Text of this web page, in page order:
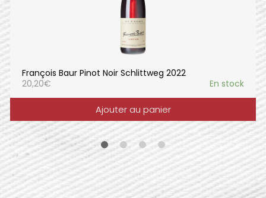
François Baur Pinot Noir Schlittweg 2022
20,20€ En stock
Ajouter au panier